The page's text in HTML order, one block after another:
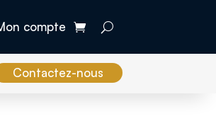
compte
Contactez-nous